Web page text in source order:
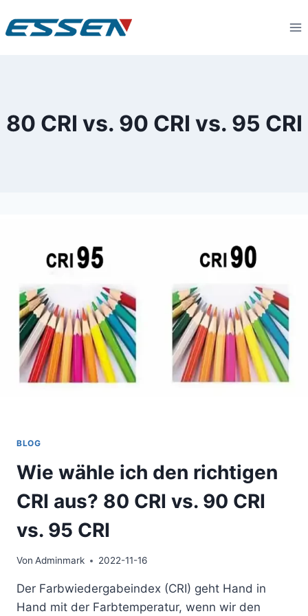
80 CRI vs. 90 CRI vs. 95 CRI
BLOG
Wie wähle ich den richtigen
CRI aus? 80 CRI vs. 90 CRI
vs. 95 CRI
Von Adminmark 2022-11-16
Der Farbwiedergabeindex (CRI) geht Hand in
Hand mit der Farbtemperatur, wenn wir den